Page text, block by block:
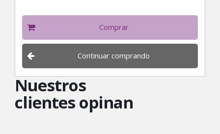
Comprar
Continuar comprando
Nuestros
clientes opinan